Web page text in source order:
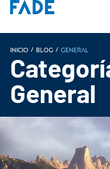
INICIO / Blog / General
General